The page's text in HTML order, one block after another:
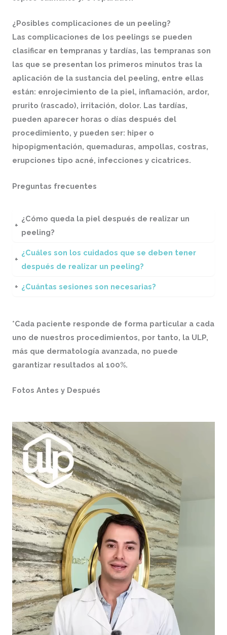
¿Posibles complicaciones de un peeling?
Las complicaciones de los peelings se pueden
clasificar en tempranas y tardías, las tempranas son
las que se presentan los primeros minutos tras la
aplicación de la sustancia del peeling, entre ellas
están: enrojecimiento de la piel, inflamación, ardor,
prurito (rascado), irritación, dolor. Las tardías,
pueden aparecer horas o días después del
procedimiento, y pueden ser: hiper o
hipopigmentación, quemaduras, ampollas, costras,
erupciones tipo acné, infecciones y cicatrices.
Preguntas frecuentes
+
¿Cómo queda la piel después de realizar un
peeling?
+
¿Cuáles son los cuidados que se deben tener
después de realizar un peeling?
+ ¿Cuántas sesiones son necesarias?
*Cada paciente responde de forma particular a cada
uno de nuestros procedimientos, por tanto, la ULP,
más que dermatología avanzada, no puede
garantizar resultados al 100%.
Fotos Antes y Después